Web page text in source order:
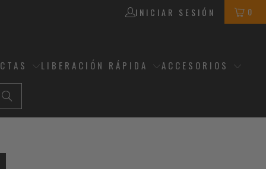
INICIAR SESIÓN 0
LIBERACIÓN RÁPIDA ACCESORIOS